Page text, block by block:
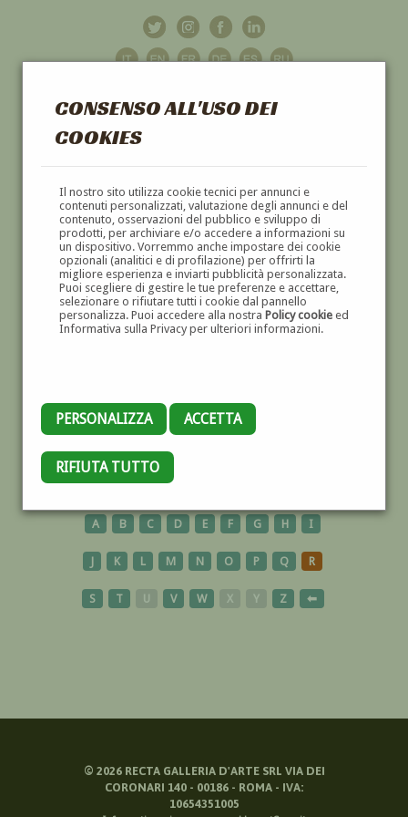
CONSENSO ALL'USO DEI
COOKIES
Il nostro sito utilizza cookie tecnici per annunci e
contenuti personalizzati, valutazione degli annunci e del
contenuto, osservazioni del pubblico e sviluppo di
prodotti, per archiviare e/o accedere a informazioni su
un dispositivo. Vorremmo anche impostare dei cookie
opzionali (analitici e di profilazione) per offrirti la
migliore esperienza e inviarti pubblicità personalizzata.
Puoi scegliere di gestire le tue preferenze e accettare,
selezionare o rifiutare tutti i cookie dal pannello
personalizza. Puoi accedere alla nostra Policy cookieed
Informativa sulla Privacy per ulteriori informazioni.
PERSONALIZZA ACCETTA
RIFIUTA TUTTO
GALLERIAD'ARTE
DIPINTI E SCULTURE '800 E '900
BIELLA
A B C D E F G H I
J K L M N O P Q R
S T U V W X Y Z ⬅
© 2026RECTA GALLERIA D'ARTE SRL VIA DEI
CORONARI 140 - 00186 - ROMA - IVA:
10654351005